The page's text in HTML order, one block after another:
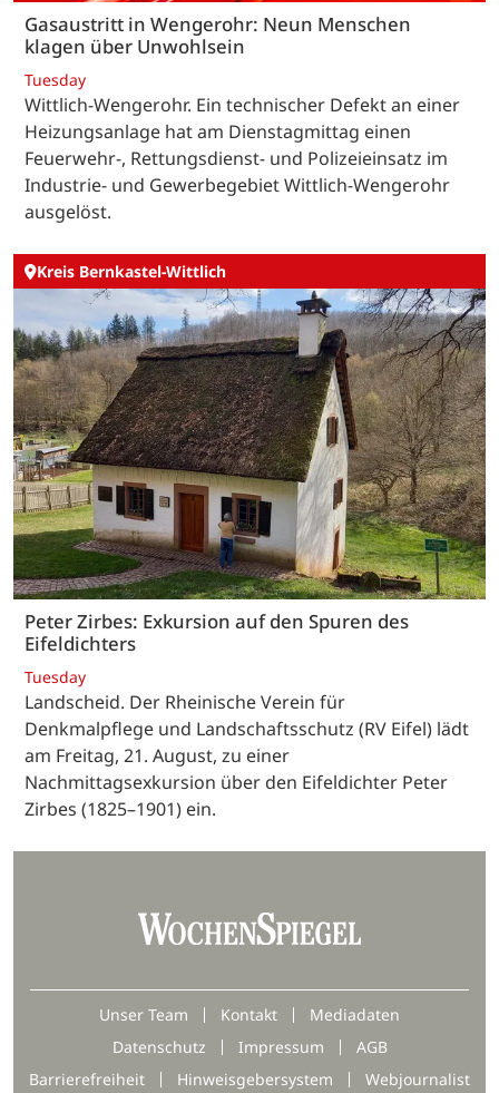
Gasaustritt in Wengerohr: Neun Menschen
klagen über Unwohlsein
Tuesday
Wittlich-Wengerohr. Ein technischer Defekt an einer
Heizungsanlage hat am Dienstagmittag einen
Feuerwehr-, Rettungsdienst- und Polizeieinsatz im
Industrie- und Gewerbegebiet Wittlich-Wengerohr
ausgelöst.
Kreis Bernkastel-Wittlich
Peter Zirbes: Exkursion auf den Spuren des
Eifeldichters
Tuesday
Landscheid. Der Rheinische Verein für
Denkmalpflege und Landschaftsschutz (RV Eifel) lädt
am Freitag, 21. August, zu einer
Nachmittagsexkursion über den Eifeldichter Peter
Zirbes (1825–1901) ein.
Unser Team Kontakt
Mediadaten
Datenschutz
Impressum
AGB
Barrierefreiheit
Hinweisgebersystem Webjournalist